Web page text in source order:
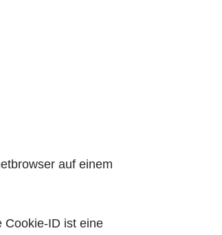
auf einem
Cookie-ID ist eine